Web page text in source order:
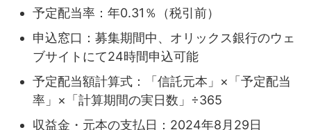
予定配当率：年0.31％（税引前）
申込窓口：募集期間中、オリックス銀行のウェ
ブサイトにて24時間申込可能
予定配当額計算式：「信託元本」×「予定配当
率」×「計算期間の実日数」÷365
収益金・元本の支払日：2024年8月29日